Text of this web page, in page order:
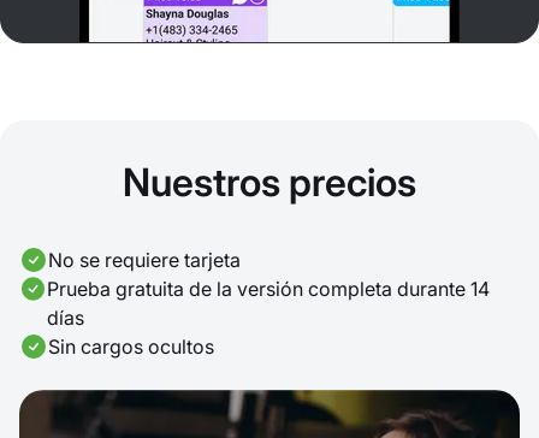
Nuestros precios
No se requiere tarjeta
Prueba gratuita de la versión completa durante 14
días
Sin cargos ocultos